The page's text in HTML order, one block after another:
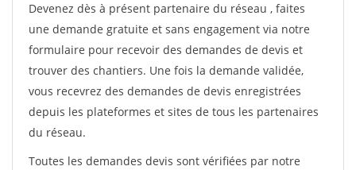
Devenez dès à présent partenaire du réseau , faites
une demande gratuite et sans engagement via notre
formulaire pour recevoir des demandes de devis et
trouver des chantiers. Une fois la demande validée,
vous recevrez des demandes de devis enregistrées
depuis les plateformes et sites de tous les partenaires
du réseau.
Toutes les demandes devis sont vérifiées par notre